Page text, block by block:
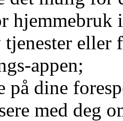
hjemmebruk
eller
appen;
på dine
med deg